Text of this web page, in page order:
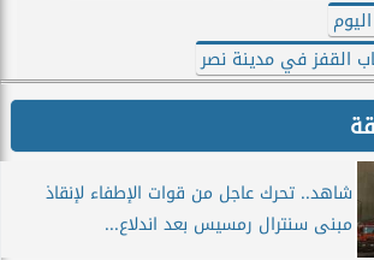
القفز في مدينة نصر
شاهد.. تحرك عاجل من قوات الإطفاء لإنقاذ
مبنى سنترال رمسيس بعد اندلاع...